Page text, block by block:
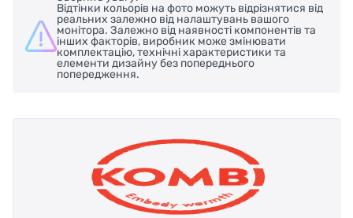
Відтінки кольорів на фото можуть відрізнятися від
реальних залежно від налаштувань вашого
монітора. Залежно від наявності компонентів та
інших факторів, виробник може змінювати
комплектацію, технічні характеристики та
елементи дизайну без попереднього
попередження.